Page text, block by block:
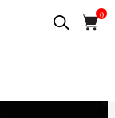
0